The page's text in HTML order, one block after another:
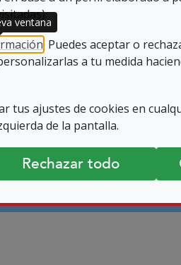
. Puedes aceptar o
a tu medida
tus ajustes de cookies en
de la pantalla.
Rechazar todo
ventana
Número
en